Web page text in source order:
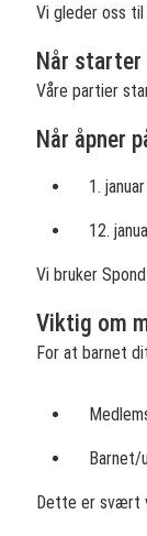
Vi gleder oss
Når starter
Våre partier
Når åpner
1.
12.
Vi bruker
Viktig om
For at barnet
Barnet/
Dette er svært